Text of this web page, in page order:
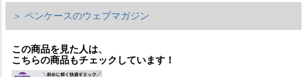
＞ ペンケースのウェブマガジン
この商品を見た人は、
こちらの商品もチェックしています！